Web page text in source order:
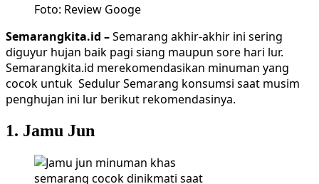
Foto: Review Googe
Semarangkita.id –Semarang akhir-akhir ini sering
diguyur hujan baik pagi siang maupun sore hari lur.
Semarangkita.id merekomendasikan minuman yang
cocok untuk Sedulur Semarang konsumsi saat musim
penghujan ini lur berikut rekomendasinya.
1. Jamu Jun